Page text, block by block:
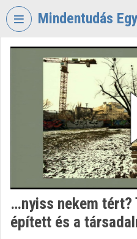
Fejléc kihagyása
Mindentudás
VIDEOTORIUM
MINDENTUDÁS
EGYETEME
Intézményi kezdőlap
Bejelentkezés
Intézményi felfedezés
Kategóriák
Intézményi listák
…nyiss nekem tért?
épített és a